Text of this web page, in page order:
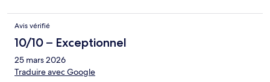
Avis vérifié
10/10 – Exceptionnel
25 mars 2026
Traduire avec Google